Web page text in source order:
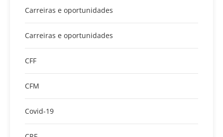
Carreiras e oportunidades
Carreiras e oportunidades
CFF
CFM
Covid-19